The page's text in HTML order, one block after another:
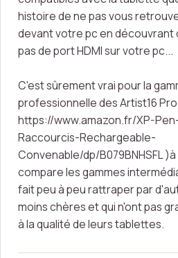
histoire de ne pas vous
devant votre pc en découvrant
pas de port HDMI sur votre pc...
​C'est sûrement vrai pour la
professionnelle des Artist16
https://www.amazon.fr/XP-
Raccourcis-Rechargeable-
Convenable/dp/B079BNHSFL )à
compare les gammes
fait peu à peu rattraper par
moins chères et qui n'ont pas
à la qualité de leurs tablettes.